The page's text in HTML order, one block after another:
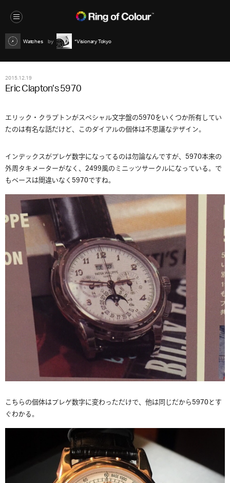
Watches *Visionary Tokyo
2015.12.19
Eric Clapton’s 5970
エリック・クラプトンがスペシャル文字盤の5970をいくつか所有してい
たのは有名な話だけど、このダイアルの個体は不思議なデザイン。
インデックスがブレゲ数字になってるのは勿論なんですが、5970本来の
外周タキメーターがなく、2499風のミニッツサークルになっている。で
もベースは間違いなく5970ですね。
こちらの個体はブレゲ数字に変わっただけで、他は同じだから5970とす
ぐわかる。